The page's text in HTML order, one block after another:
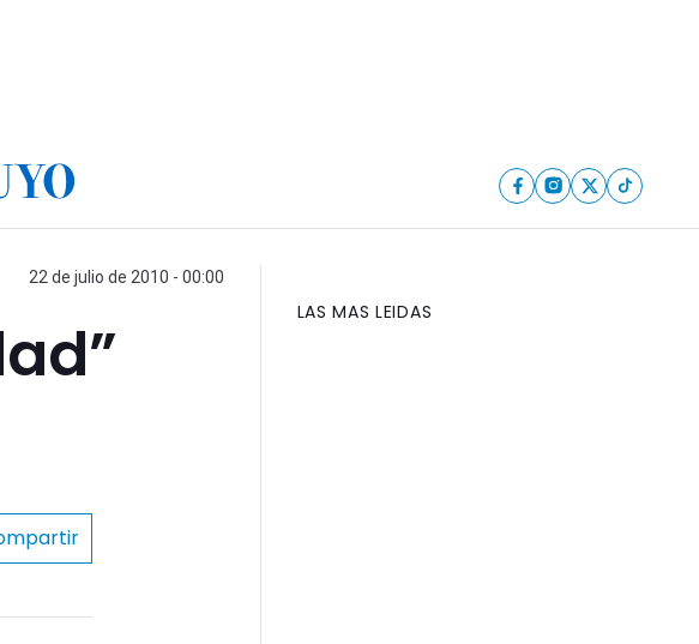
22 de julio de 2010 - 00:00
LAS MAS LEIDAS